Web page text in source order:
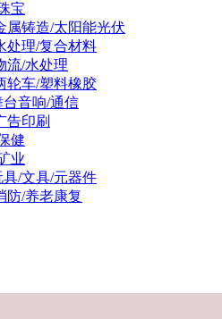
宝
属铸造/太阳能光伏
处理/复合材料
流/水处理
轮车/塑料橡胶
音响/通信
告印刷
健
业
/文具/元器件
防/养老康复